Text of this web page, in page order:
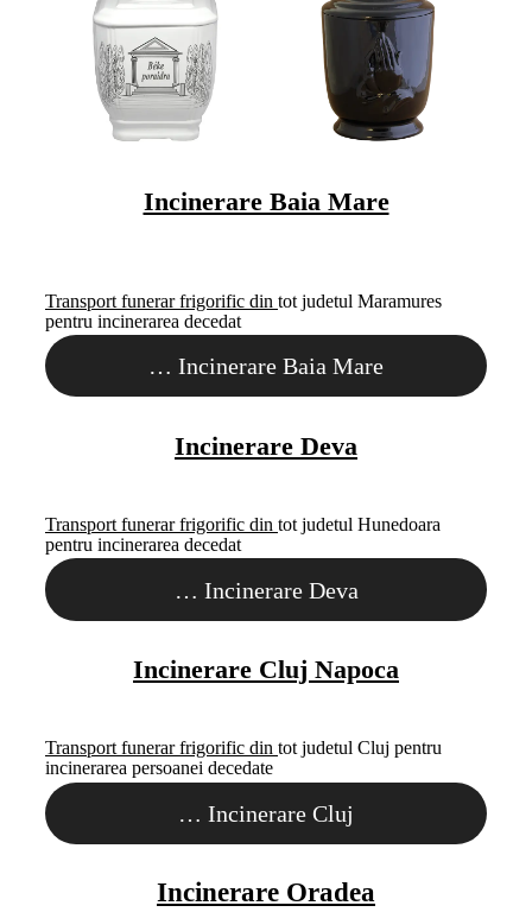
Incinerare Baia Mare
Transport funerar frigorific din tot judetul Maramures
pentru incinerarea decedat
… Incinerare Baia Mare
Incinerare Deva
Transport funerar frigorific din tot judetul Hunedoara
pentru incinerarea decedat
… Incinerare Deva
Incinerare Cluj Napoca
Transport funerar frigorific din tot judetul Cluj pentru
incinerarea persoanei decedate
… Incinerare Cluj
Incinerare Oradea